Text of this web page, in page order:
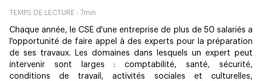
TEMPS DE LECTURE : 7min
Chaque année, le CSE d'une entreprise de plus de 50 salariés a
l'opportunité de faire appel à des experts pour la préparation
de ses travaux. Les domaines dans lesquels un expert peut
intervenir sont larges : comptabilité, santé, sécurité,
conditions de travail, activités sociales et culturelles,